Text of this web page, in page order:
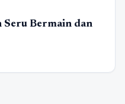
Seru Bermain dan